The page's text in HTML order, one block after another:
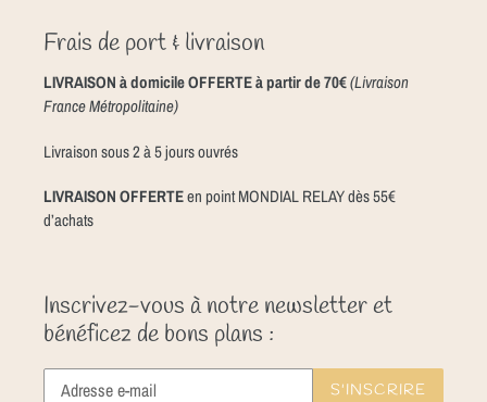
Frais de port & livraison
LIVRAISON à domicile OFFERTE à partir de 70€(Livraison
France Métropolitaine)
Livraison sous 2 à 5 jours ouvrés
LIVRAISON OFFERTEen point MONDIAL RELAY dès 55€
d’achats
Inscrivez-vous à notre newsletter et
bénéficez de bons plans :
S'INSCRIRE